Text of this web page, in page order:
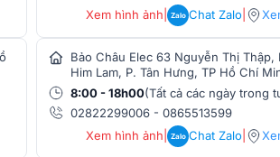
Xem hình ảnh | Zalo Chat Zalo
Bảo Châu Elec 63 Nguyễn Thị Thập,
Him Lam, P. Tân Hưng, TP Hồ Chí
8:00 - 18h00(Tất cả các ngày trong
02822299006- 0865513599
Xem hình ảnh | Zalo Chat Zalo